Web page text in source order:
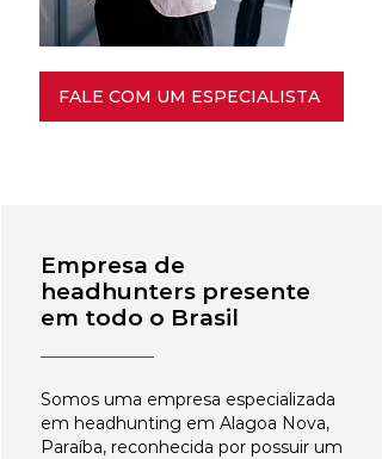
FALE COM UM ESPECIALISTA
Empresa de
headhunters presente
em todo o Brasil
Somos uma empresa especializada
em headhunting em Alagoa Nova,
Paraíba, reconhecida por possuir um